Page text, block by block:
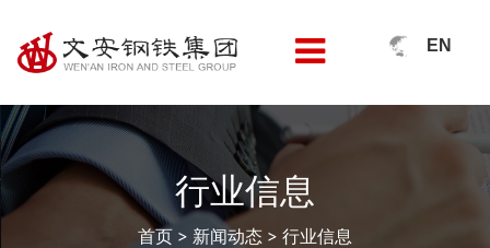
EN
行业信息
首页 > 新闻动态 > 行业信息